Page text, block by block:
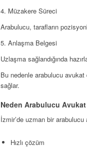
4. Müzakere Süreci
Arabulucu, tarafların
5. Anlaşma Belgesi
Uzlaşma sağlandığında
Bu nedenle arabulucu avukat
sağlar.
Neden Arabulucu
İzmir’de uzman bir arabulucu
Hızlı çözüm